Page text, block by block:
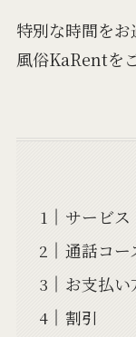
特別な時間を
風俗KaRentを
サービス
通話コー
お支払い
割引